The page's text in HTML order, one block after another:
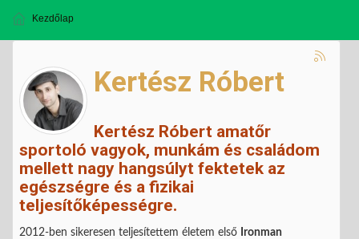
Kezdőlap
Kertész Róbert
Kertész Róbert amatőr
sportoló vagyok, munkám és családom
mellett nagy hangsúlyt fektetek az
egészségre és a fizikai
teljesítőképességre.
2012-ben sikeresen teljesítettem életem első Ironman